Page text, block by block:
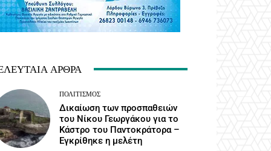
ΆΡΘΡΑ
ΠΟΛΙΤΙΣΜΌΣ
Δικαίωση των προσπαθειών
του Νίκου Γεωργάκου για το
Κάστρο του Παντοκράτορα –
Εγκρίθηκε η μελέτη